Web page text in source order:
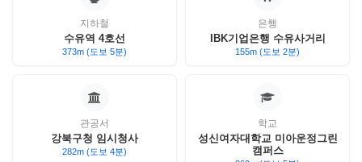
지하철
수유역 4호선
373m (도보 5분)
은행
IBK기업은행 수유사거리
155m (도보 2분)
관공서
강북구청 임시청사
282m (도보 4분)
학교
성신여자대학교 미아운정그린
캠퍼스